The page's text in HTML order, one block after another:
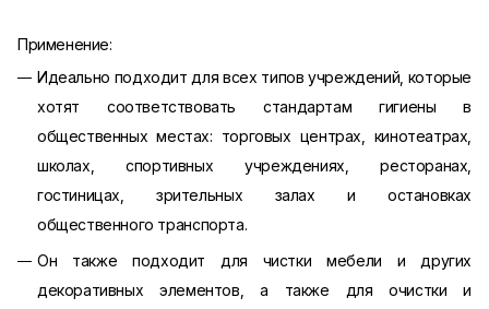
Применение:
Идеально подходит для всех типов учреждений, которые
хотят соответствовать стандартам гигиены в
общественных местах: торговых центрах, кинотеатрах,
школах, спортивных учреждениях, ресторанах,
гостиницах, зрительных залах и остановках
общественного транспорта.
Он также подходит для чистки мебели и других
декоративных элементов, а также для очистки и